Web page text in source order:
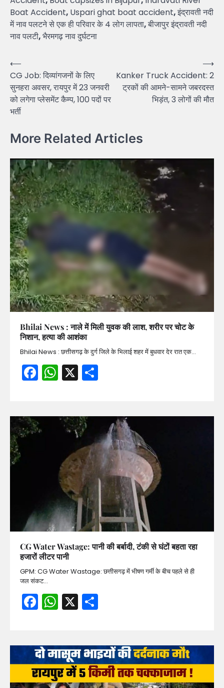
Boat Accident, Uspari ghat boat accident,इंद्रावती नदी
में नाव पलटने से एक ही परिवार के 4 लोग लापता,बीजापुर इंद्रावती नदी
नाव पलटी,भैरमगढ़ नाव दुर्घटना
Post
navigation
⟵
CG Job: दिव्यांगजनों के लिए
सुनहरा अवसर, रायपुर में 23 जनवरी
को लगेगा प्लेसमेंट कैम्प, 100 पदों पर
भर्ती
Kanker Truck Accident: 2
ट्रकों की आमने-सामने जबरदस्त
भिड़ंत, 3 लोगों की मौत
⟶
More Related Articles
Bhilai News : नाले में मिली युवक की लाश, शरीर पर चोट के
निशान, हत्या की आशंका
Bhilai News : छत्तीसगढ़ के दुर्ग जिले के भिलाई शहर में बुधवार देर रात एक…
Facebook
WhatsApp
X
CG Water Wastage: पानी की बर्बादी, टंकी से घंटों बहता रहा
हजारों लीटर पानी
GPM: CG Water Wastage: छत्तीसगढ़ में भीषण गर्मी के बीच पहले से ही
जल संकट…
Facebook
WhatsApp
X